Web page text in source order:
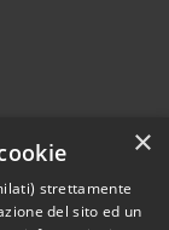
×
strettamente
del sito ed un